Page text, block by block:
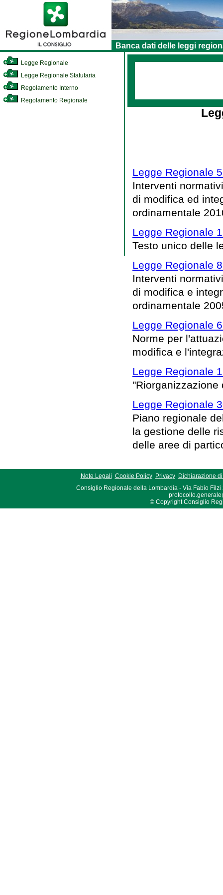
Banca dati delle leggi
Legge Regionale
Legge Regionale Statutaria
Regolamento Interno
Regolamento Regionale
Legge Regionale
Interventi
di modifica ed
ordinamentale
Legge Regionale
Testo unico delle
Legge Regionale
Interventi
di modifica e
ordinamentale
Legge Regionale
Norme per
modifica e
Legge Regionale
"Riorganizzazione
Legge Regionale
Piano regionale
la gestione delle
delle aree di
Note Legali Cookie Policy Privacy
Dichiarazione
Consiglio Regionale della Lombardia - Via Fabio Filzi
© Copyright Consiglio